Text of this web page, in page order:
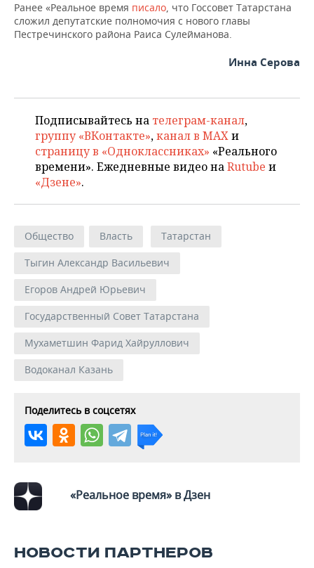
Ранее «Реальное время писало, что Госсовет Татарстана
сложил депутатские полномочия с нового главы
Пестречинского района Раиса Сулейманова.
Инна Серова
Подписывайтесь на телеграм-канал,
группу «ВКонтакте»,канал в MAXи
страницу в «Одноклассниках» «Реального
времени». Ежедневные видео наRutube и
«Дзене».
Общество Власть
Татарстан
Тыгин Александр Васильевич
Егоров Андрей Юрьевич
Государственный Совет Татарстана
Мухаметшин Фарид Хайруллович
Водоканал Казань
Поделитесь в соцсетях
«Реальное время» в Дзен
НОВОСТИ ПАРТНЕРОВ